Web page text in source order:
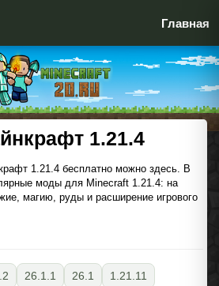
Главная
1.21.4
1.21.4 бесплатно можно здесь. В
моды для Minecraft 1.21.4: на
магию, руды и расширение игрового
26.1.1 26.1
1.21.11